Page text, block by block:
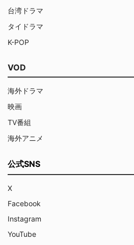
台湾ドラマ
タイドラマ
K-POP
VOD
海外ドラマ
映画
TV番組
海外アニメ
公式SNS
X
Facebook
Instagram
YouTube